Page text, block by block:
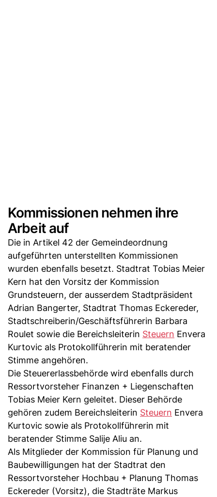
Kommissionen nehmen ihre
Arbeit auf
Die in Artikel 42 der Gemeindeordnung
aufgeführten unterstellten Kommissionen
wurden ebenfalls besetzt. Stadtrat Tobias Meier
Kern hat den Vorsitz der Kommission
Grundsteuern, der ausserdem Stadtpräsident
Adrian Bangerter, Stadtrat Thomas Eckereder,
Stadtschreiberin/Geschäftsführerin Barbara
Roulet sowie die Bereichsleiterin Steuern Envera
Kurtovic als Protokollführerin mit beratender
Stimme angehören.
Die Steuererlassbehörde wird ebenfalls durch
Ressortvorsteher Finanzen + Liegenschaften
Tobias Meier Kern geleitet. Dieser Behörde
gehören zudem Bereichsleiterin Steuern Envera
Kurtovic sowie als Protokollführerin mit
beratender Stimme Salije Aliu an.
Als Mitglieder der Kommission für Planung und
Baubewilligungen hat der Stadtrat den
Ressortvorsteher Hochbau + Planung Thomas
Eckereder (Vorsitz), die Stadträte Markus